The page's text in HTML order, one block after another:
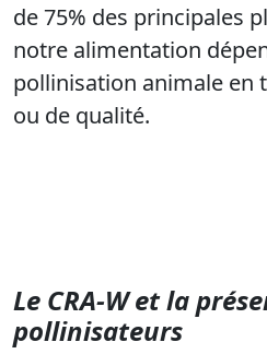
de 75% des principales
notre alimentation
pollinisation animale en
ou de qualité.
Le CRA-W et la
pollinisateurs